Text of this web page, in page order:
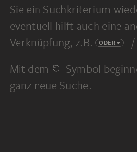
Sie ein Suchkriterium
eventuell hilft auch eine
Verknüpfung, z.B. ODER /
Mit dem
Symbol
ganz neue Suche.